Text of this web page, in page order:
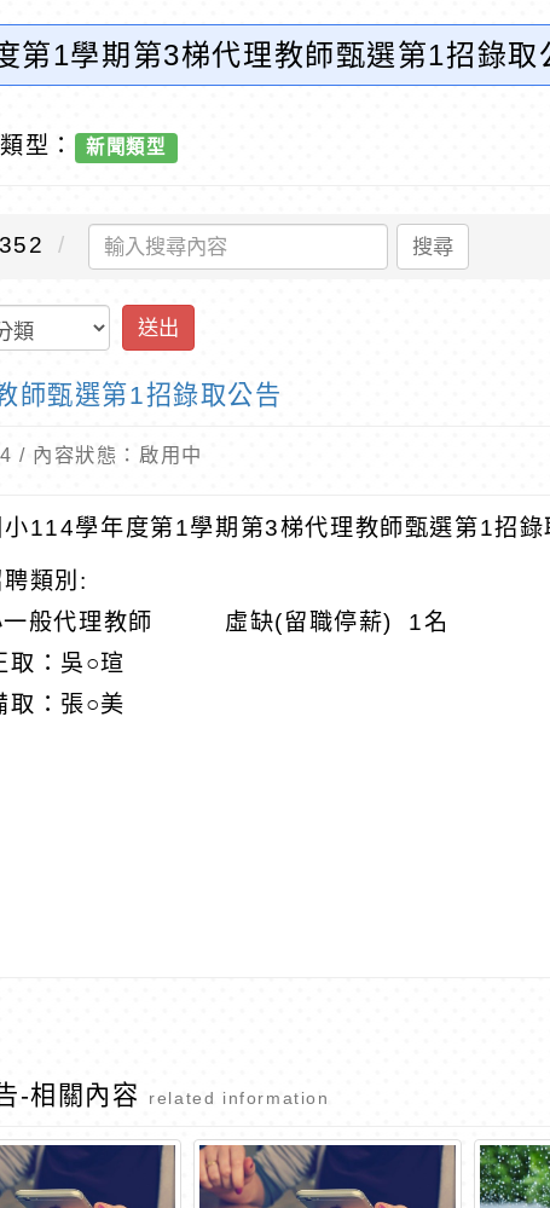
第1學期第3梯代理教師甄選第1招錄
型： 新聞類型
搜尋
送出
師甄選第1招錄取公告
/ 內容狀態：啟用中
小114學年度第1學期第3梯代理教師甄選第1招錄
類別:
般代理教師 虛缺(留職停薪) 1名
：吳○瑄
：張○美
-相關內容 related information